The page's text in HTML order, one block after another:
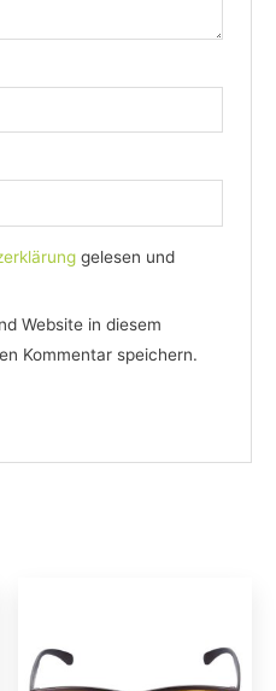
gelesen und
Website in diesem
Kommentar speichern.